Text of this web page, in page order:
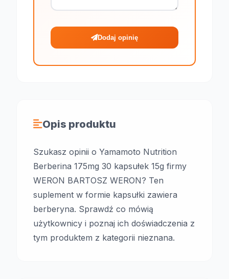
Dodaj opinię
Opis produktu
Szukasz opinii o Yamamoto Nutrition
Berberina 175mg 30 kapsułek 15g firmy
WERON BARTOSZ WERON? Ten
suplement w formie kapsułki zawiera
berberyna. Sprawdź co mówią
użytkownicy i poznaj ich doświadczenia z
tym produktem z kategorii nieznana.